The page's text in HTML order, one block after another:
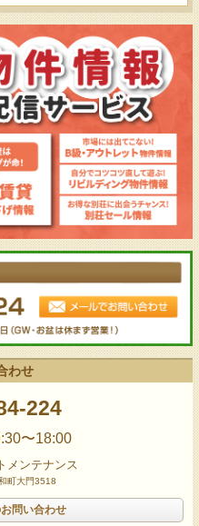
わせ
224
〜18:00
メンテナンス
町大門3518
問い合わせ